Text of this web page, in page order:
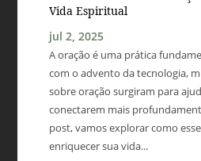
Vida Espiritual
jul 2, 2025
A oração é uma prática
com o advento da tecnologia,
sobre oração surgiram para
conectarem mais
post, vamos explorar como
enriquecer sua vida...